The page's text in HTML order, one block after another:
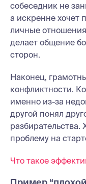
собеседник не
а искренне хочет
личные
делает общение
сторон.
Наконец,
конфликтности.
именно из-за
другой понял
проблему на
Что такое